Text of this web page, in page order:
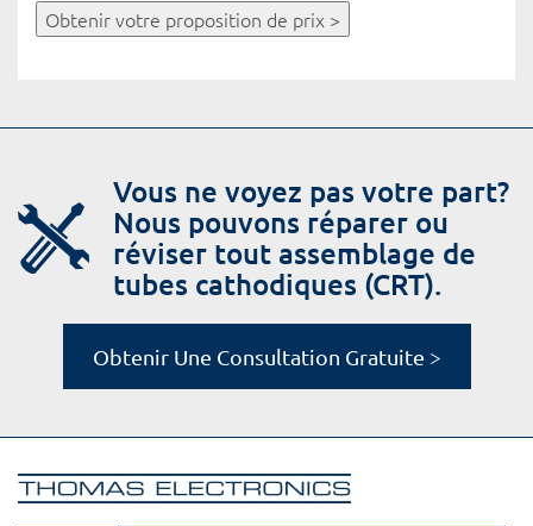
Obtenir votre proposition de prix >
Vous ne voyez pas votre part?
Nous pouvons réparer ou
réviser tout assemblage de
tubes cathodiques (CRT).
Obtenir Une Consultation Gratuite >